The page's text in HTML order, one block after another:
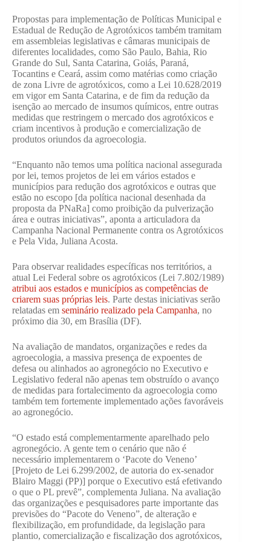
Propostas para implementação de Políticas Municipal e
Estadual de Redução de Agrotóxicos também tramitam
em assembleias legislativas e câmaras municipais de
diferentes localidades, como São Paulo, Bahia, Rio
Grande do Sul, Santa Catarina, Goiás, Paraná,
Tocantins e Ceará, assim como matérias como criação
de zona Livre de agrotóxicos, como a Lei 10.628/2019
em vigor em Santa Catarina, e de fim da redução da
isenção ao mercado de insumos químicos, entre outras
medidas que restringem o mercado dos agrotóxicos e
criam incentivos à produção e comercialização de
produtos oriundos da agroecologia.
“Enquanto não temos uma política nacional assegurada
por lei, temos projetos de lei em vários estados e
municípios para redução dos agrotóxicos e outras que
estão no escopo [da política nacional desenhada da
proposta da PNaRa] como proibição da pulverização
área e outras iniciativas”, aponta a articuladora da
Campanha Nacional Permanente contra os Agrotóxicos
e Pela Vida, Juliana Acosta.
Para observar realidades específicas nos territórios, a
atual Lei Federal sobre os agrotóxicos (Lei 7.802/1989)
atribui aos estados e municípios as competências de
criarem suas próprias leis. Parte destas iniciativas serão
relatadas em seminário realizado pela Campanha, no
próximo dia 30, em Brasília (DF).
Na avaliação de mandatos, organizações e redes da
agroecologia, a massiva presença de expoentes de
defesa ou alinhados ao agronegócio no Executivo e
Legislativo federal não apenas tem obstruído o avanço
de medidas para fortalecimento da agroecologia como
também tem fortemente implementado ações favoráveis
ao agronegócio.
“O estado está complementarmente aparelhado pelo
agronegócio. A gente tem o cenário que não é
necessário implementarem o ‘Pacote do Veneno’
[Projeto de Lei 6.299/2002, de autoria do ex-senador
Blairo Maggi (PP)] porque o Executivo está efetivando
o que o PL prevê”, complementa Juliana. Na avaliação
das organizações e pesquisadores parte importante das
previsões do “Pacote do Veneno”, de alteração e
flexibilização, em profundidade, da legislação para
plantio, comercialização e fiscalização dos agrotóxicos,